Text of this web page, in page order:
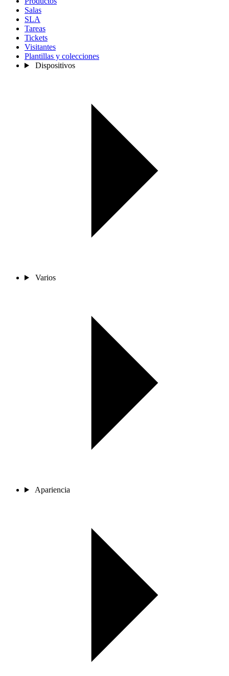
Salas
SLA
Tareas
Tickets
Visitantes
Plantillas y colecciones
Dispositivos
Varios
Apariencia